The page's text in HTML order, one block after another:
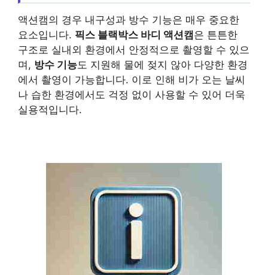
액션캠의 경우 내구성과 방수 기능은 매우 중요한
요소입니다. 픽스 블랙박스 바디 액션캠은 튼튼한
구조로 실내외 환경에서 안정적으로 촬영할 수 있으
며, 방수 기능도 지원해 물에 젖지 않아 다양한 환경
에서 촬영이 가능합니다. 이로 인해 비가 오는 날씨
나 습한 환경에서도 걱정 없이 사용할 수 있어 더욱
실용적입니다.